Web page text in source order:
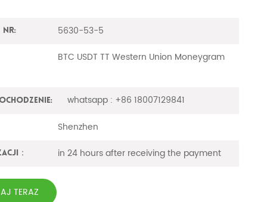
nr:
5630-53-5
BTC USDT TT Western Union Moneygram
whatsapp : +86 18007129841
Shenzhen
： in 24 hours after receiving the payment
TERAZ